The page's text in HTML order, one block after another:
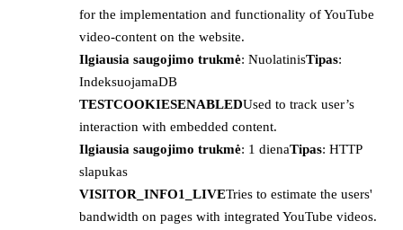
for the implementation and functionality of YouTube
video-content on the website.
Ilgiausia saugojimo trukmė: NuolatinisTipas:
IndeksuojamaDB
TESTCOOKIESENABLEDUsed to track user’s
interaction with embedded content.
Ilgiausia saugojimo trukmė: 1 dienaTipas: HTTP
slapukas
VISITOR_INFO1_LIVETries to estimate the users'
bandwidth on pages with integrated YouTube videos.